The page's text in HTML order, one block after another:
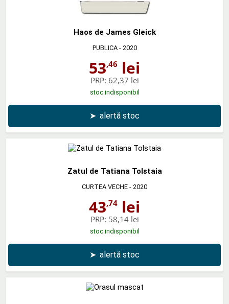
Haos de James Gleick
PUBLICA- 2020
53,46 lei
PRP: 62,37 lei
stoc indisponibil
➤ alertă stoc
Zatul de Tatiana Tolstaia
CURTEA VECHE - 2020
43,74 lei
PRP: 58,14 lei
stoc indisponibil
➤ alertă stoc